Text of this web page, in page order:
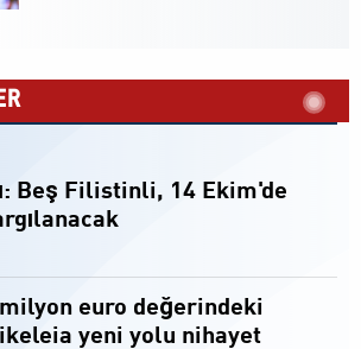
Beş Filistinli, 14 Ekim'de
milyon euro değerindeki
yeni yolu nihayet